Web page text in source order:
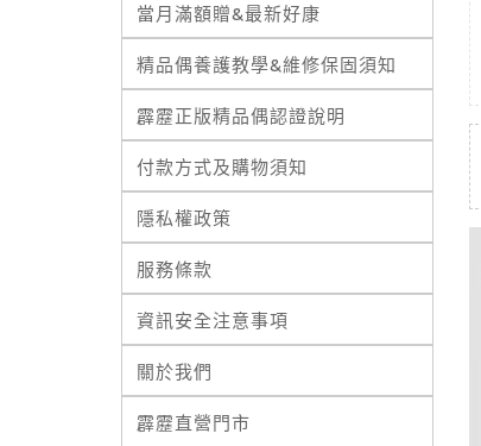
當月滿額贈&最新好康
精品偶養護教學&維修保固須知
霹靂正版精品偶認證說明
付款方式及購物須知
隱私權政策
服務條款
資訊安全注意事項
關於我們
霹靂直營門市